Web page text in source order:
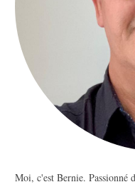
Moi, c'est Bernie. Passionné